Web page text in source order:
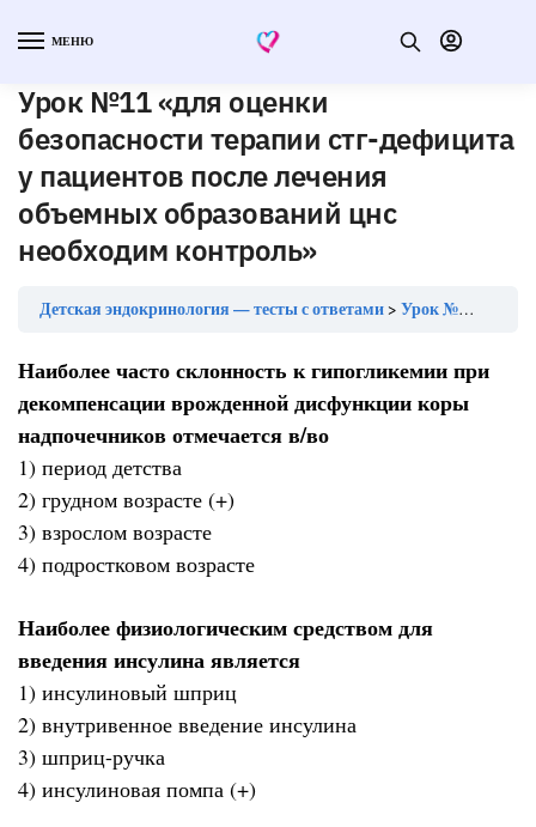
МЕНЮ
Урок №11 «для оценки
безопасности терапии стг-дефицита
у пациентов после лечения
объемных образований цнс
необходим контроль»
Детская эндокринология — тесты с ответами Урок №11 «для оценки безопасности терапии стг-дефицита у пациентов после лечения объемных образований цнс необходим контроль»
Наиболее часто склонность к гипогликемии при
декомпенсации врожденной дисфункции коры
надпочечников отмечается в/во
1) период детства
2) грудном возрасте (+)
3) взрослом возрасте
4) подростковом возрасте
Наиболее физиологическим средством для
введения инсулина является
1) инсулиновый шприц
2) внутривенное введение инсулина
3) шприц-ручка
4) инсулиновая помпа (+)